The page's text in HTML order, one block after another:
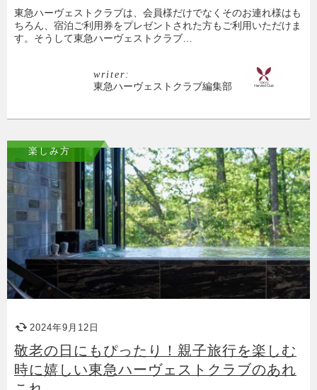
東急ハーヴェストクラブは、会員様だけでなくそのお連れ様はも
ちろん、宿泊ご利用券をプレゼントされた方もご利用いただけま
す。そうして東急ハーヴェストクラブ…
writer:
東急ハーヴェストクラブ編集部
楽しみ方
2024年9月12日
敬老の日にもぴったり！親子旅行を楽しむ
時に嬉しい東急ハーヴェストクラブのあれ